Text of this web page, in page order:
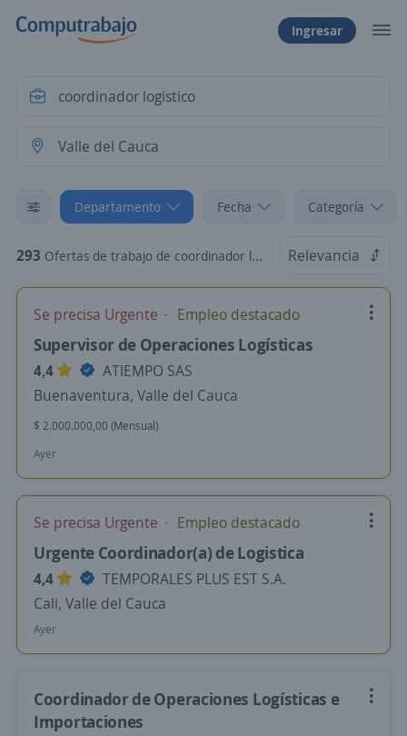
Ingresar
Departamento Fecha Categoría
293 Ofertas de trabajo de coordinador logistico en Valle del Cauca Relevancia
Se precisa Urgente Empleo destacado
Supervisor de Operaciones Logísticas
4,4
ATIEMPO SAS
Buenaventura, Valle del Cauca
$ 2.000.000,00 (Mensual)
Ayer
Se precisa Urgente Empleo destacado
Urgente Coordinador(a) de Logistica
4,4
TEMPORALES PLUS EST S.A.
Cali, Valle del Cauca
Ayer
Coordinador de Operaciones Logísticas e
Importaciones